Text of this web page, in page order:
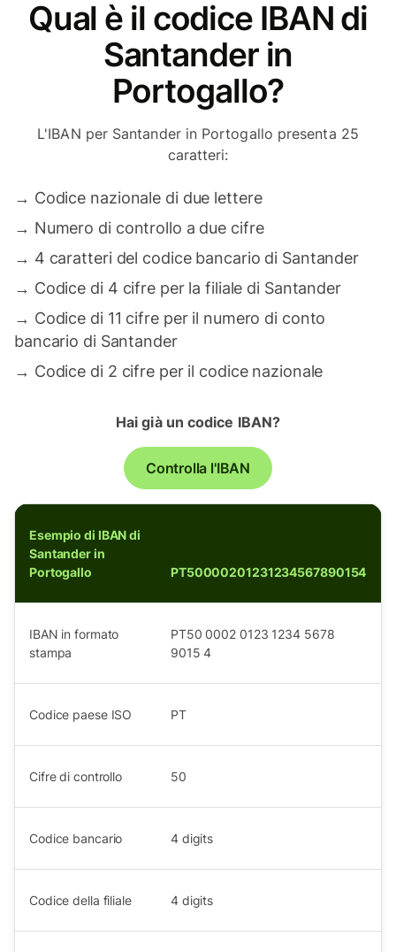
Qual è il codice IBAN di
Santander in
Portogallo?
L'IBAN per Santander in Portogallo presenta 25
caratteri:
→ Codice nazionale di due lettere
→ Numero di controllo a due cifre
→ 4 caratteri del codice bancario di Santander
→ Codice di 4 cifre per la filiale di Santander
→ Codice di 11 cifre per il numero di conto
bancario di Santander
→ Codice di 2 cifre per il codice nazionale
Hai già un codice IBAN?
Controlla l'IBAN
Esempio di IBAN di
Santander in
Portogallo
PT50000201231234567890154
IBAN in formato
stampa
PT50 0002 0123 1234 5678
9015 4
Codice paese ISO PT
Cifre di controllo 50
Codice bancario 4 digits
Codice della filiale 4 digits